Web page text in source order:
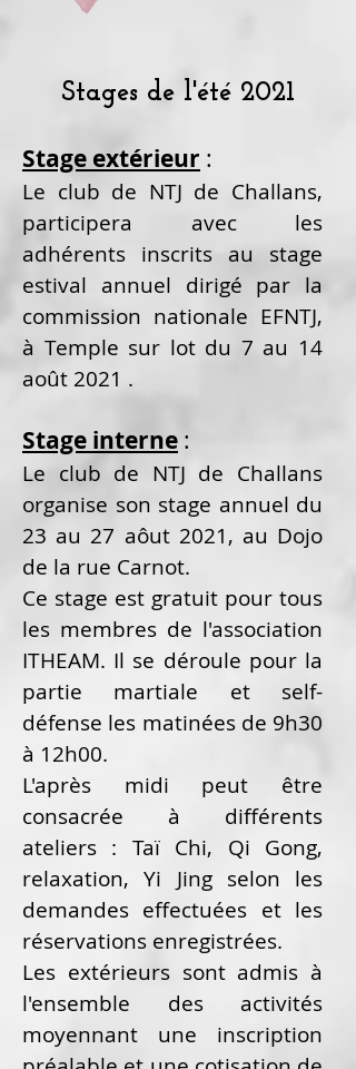
Stages de l'été 2021
Stage extérieur :
Le club de NTJ de Challans,
participera avec les
adhérents inscrits au stage
estival annuel dirigé par la
commission nationale EFNTJ,
à Temple sur lot du 7 au 14
août 2021 .
Stage interne :
Le club de NTJ de Challans
organise son stage annuel du
23 au 27 aôut 2021, au Dojo
de la rue Carnot.
Ce stage est gratuit pour tous
les membres de l'association
ITHEAM. Il se déroule pour la
partie martiale et self-
défense les matinées de 9h30
à 12h00.
L'après midi peut être
consacrée à différents
ateliers : Taï Chi, Qi Gong,
relaxation, Yi Jing selon les
demandes effectuées et les
réservations enregistrées.
Les extérieurs sont admis à
l'ensemble des activités
moyennant une inscription